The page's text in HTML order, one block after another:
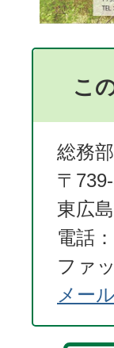
こ
総務
〒
東広
電話
ファ
メー